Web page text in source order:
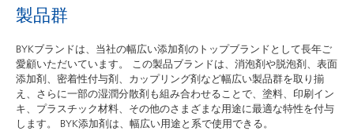
製品群
BYKブランドは、当社の幅広い添加剤のトップブランドとして長年ご
愛顧いただいています。 この製品ブランドは、消泡剤や脱泡剤、表面
添加剤、密着性付与剤、カップリング剤など幅広い製品群を取り揃
え、さらに一部の湿潤分散剤も組み合わせることで、塗料、印刷イン
キ、プラスチック材料、その他のさまざまな用途に最適な特性を付与
します。 BYK添加剤は、幅広い用途と系で使用できる。